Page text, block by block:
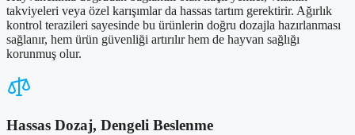
takviyeleri veya özel karışımlar da hassas tartım gerektirir. Ağırlık
kontrol terazileri sayesinde bu ürünlerin doğru dozajla hazırlanması
sağlanır, hem ürün güvenliği artırılır hem de hayvan sağlığı
korunmuş olur.
Hassas Dozaj, Dengeli Beslenme